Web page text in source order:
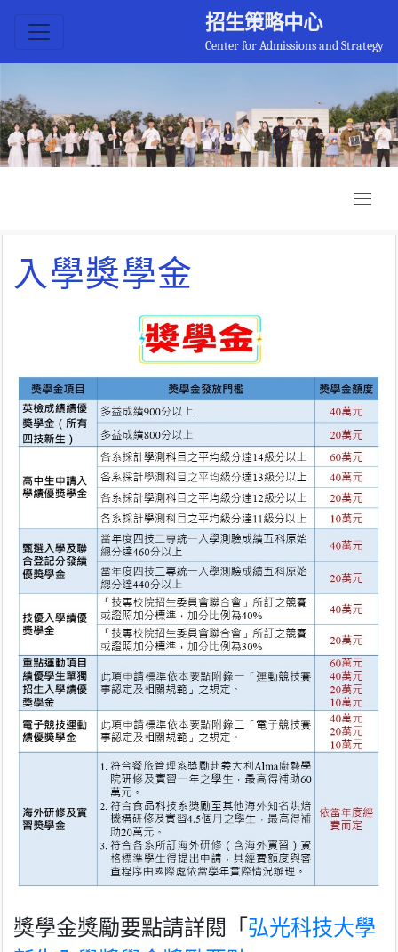
招生策略中心
Center for Admissions and Strategy
入學獎學金
獎學金獎勵要點請詳閱「 弘光科技大學